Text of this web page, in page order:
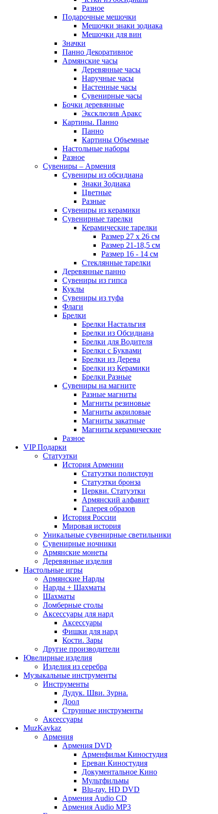
Разное
Подарочные мешочки
Мешочки знаки зодиака
Мешочки для вин
Значки
Панно Декоративное
Армянские часы
Деревянные часы
Наручные часы
Настенные часы
Сувенирные часы
Бочки деревянные
Эксклюзив Аракс
Картины. Панно
Панно
Картины Объемные
Настольные наборы
Разное
Сувениры – Армения
Сувениры из обсидиана
Знаки Зодиака
Цветные
Разные
Сувениры из керамики
Сувенирные тарелки
Керамические тарелки
Размер 27 х 26 см
Размер 21-18,5 см
Размер 16 - 14 см
Стеклянные тарелки
Деревянные панно
Сувениры из гипса
Куклы
Сувениры из туфа
Флаги
Брелки
Брелки Настальгия
Брелки из Обсидиана
Брелки для Водителя
Брелки с Буквами
Брелки из Дерева
Брелки из Керамики
Брелки Разные
Сувениры на магните
Разные магниты
Магниты резиновые
Магниты акриловые
Магниты закатные
Магниты керамические
Разное
VIP Подарки
Статуэтки
История Армении
Статуэтки полистоун
Статуэтки бронза
Церкви. Статуэтки
Армянский алфавит
Галерея образов
История России
Мировая история
Уникальные сувенирные светильники
Сувенирные ночники
Армянские монеты
Деревянные изделия
Настольные игры
Армянские Нарды
Нарды + Шахматы
Шахматы
Ломберные столы
Аксессуары для нард
Аксессуары
Фишки для нард
Кости. Зары
Другие производители
Ювелирные изделия
Изделия из серебра
Музыкальные инструменты
Инструменты
Дудук. Шви. Зурна.
Доол
Струнные инструменты
Аксессуары
MuzKavkaz
Армения
Армения DVD
Арменфильм Киностудия
Ереван Киностудия
Документальное Кино
Мультфильмы
Blu-ray. HD DVD
Армения Audio CD
Армения Audio MP3